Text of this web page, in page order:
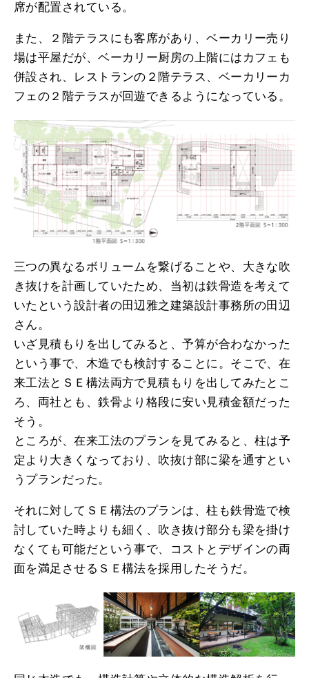
席が配置されている。
また、２階テラスにも客席があり、ベーカリー売り
場は平屋だが、ベーカリー厨房の上階にはカフェも
併設され、レストランの２階テラス、ベーカリーカ
フェの２階テラスが回遊できるようになっている。
三つの異なるボリュームを繋げることや、大きな吹
き抜けを計画していたため、当初は鉄骨造を考えて
いたという設計者の田辺雅之建築設計事務所の田辺
さん。
いざ見積もりを出してみると、予算が合わなかった
という事で、木造でも検討することに。そこで、在
来工法とＳＥ構法両方で見積もりを出してみたとこ
ろ、両社とも、鉄骨より格段に安い見積金額だった
そう。
ところが、在来工法のプランを見てみると、柱は予
定より大きくなっており、吹抜け部に梁を通すとい
うプランだった。
それに対してＳＥ構法のプランは、柱も鉄骨造で検
討していた時よりも細く、吹き抜け部分も梁を掛け
なくても可能だという事で、コストとデザインの両
面を満足させるＳＥ構法を採用したそうだ。